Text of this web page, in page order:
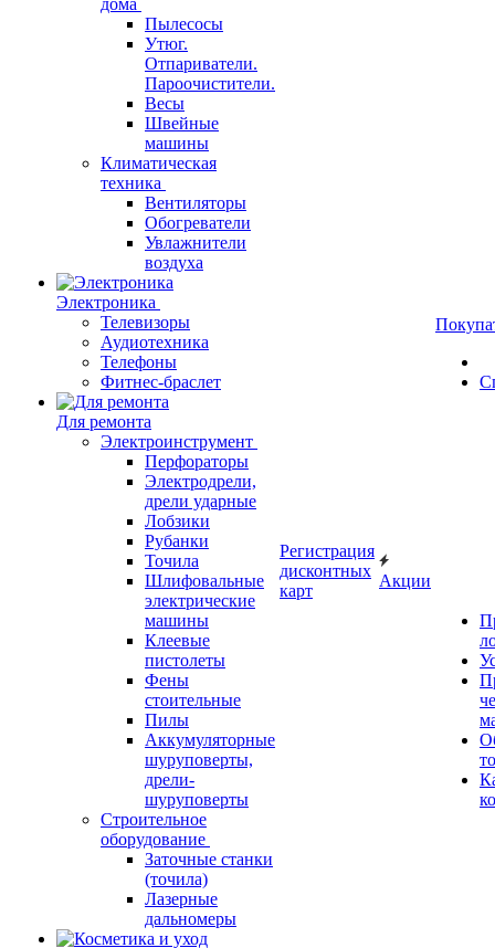
дома
Пылесосы
Утюг.
Отпариватели.
Пароочистители.
Весы
Швейные
машины
Климатическая
техника
Вентиляторы
Обогреватели
Увлажнители
воздуха
Электроника
Телевизоры
Аудиотехника
Телефоны
Фитнес-браслет
Для ремонта
Электроинструмент
Перфораторы
Электродрели,
дрели ударные
Лобзики
Рубанки
Точила
Шлифовальные
электрические
машины
Клеевые
пистолеты
Фены
стоительные
Пилы
Аккумуляторные
шуруповерты,
дрели-
шуруповерты
Строительное
оборудование
Заточные станки
(точила)
Лазерные
дальномеры
Регистрация
дисконтных
карт
Акции